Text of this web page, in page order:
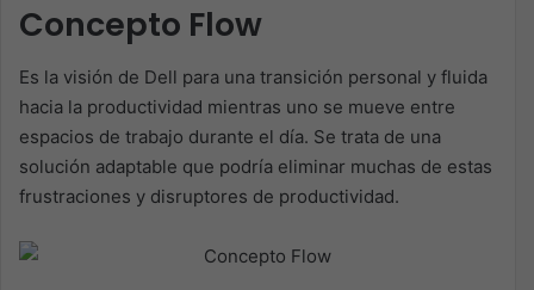
Concepto Flow
Es la visión de Dell para una transición personal y fluida
hacia la productividad mientras uno se mueve entre
espacios de trabajo durante el día. Se trata de una
solución adaptable que podría eliminar muchas de estas
frustraciones y disruptores de productividad.